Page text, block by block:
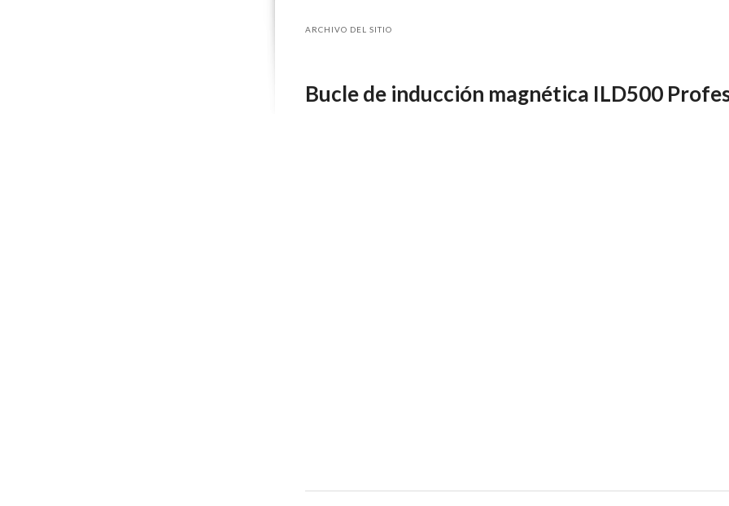
ARCHIVO DEL SITIO
Bucle de inducción magnética ILD500